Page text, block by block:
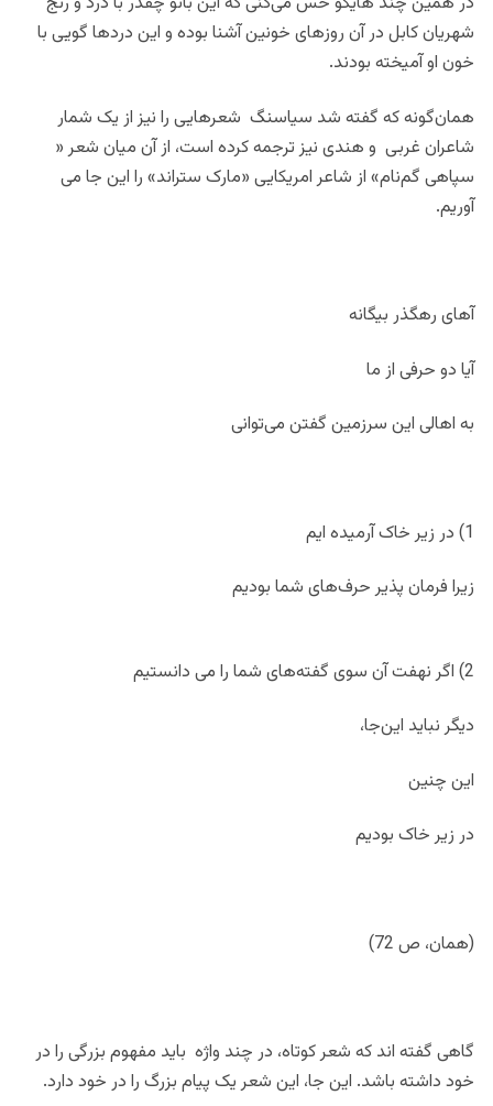
شهریان کابل در آن روزهای خونین آشنا بوده و این دردها گویی با
خون او آمیخته بودند.
همان‌گونه که گفته شد سیاسنگ شعرهایی را نیز از یک شمار
شاعران غربی و هندی نیز ترجمه کرده است، از آن میان شعر «
سپاهی گم‌نام» از شاعر امریکایی «مارک ستراند» را این جا می‌
آوریم.
آهای رهگذر بیگانه
آیا دو حرفی از ما
به اهالی این سرزمین گفتن می‌توانی
1) در زیر خاک آرمیده ایم
زیرا فرمان پذیر حرف‌های شما بودیم
2) اگر نهفت آن سوی گفته‌های شما را می دانستیم
دیگر نباید این‌جا،
این چنین
در زیر خاک بودیم
(همان، ص 72)
گاهی گفته اند که شعر کوتاه، در چند واژه باید مفهوم بزرگی را در
خود داشته باشد. این جا، این شعر یک پیام بزرگ را در خود دارد.